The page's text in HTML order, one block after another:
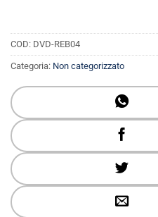
COD: DVD-REB04
Categoria: Non categorizzato